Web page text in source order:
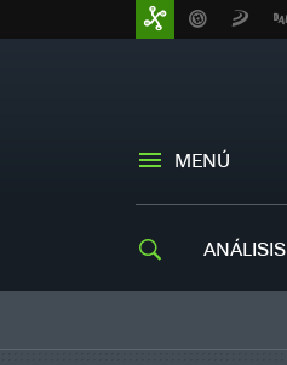
MENÚ
ANÁLISIS